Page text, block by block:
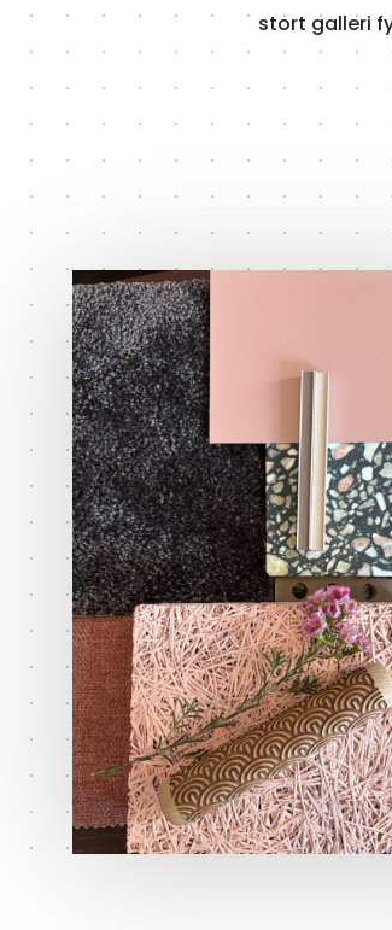
stort galleri